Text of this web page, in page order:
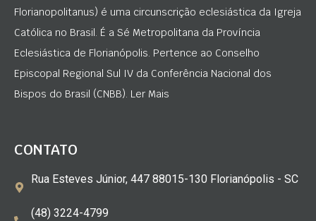
Florianopolitanus) é uma circunscrição eclesiástica da Igreja
Católica no Brasil. É a Sé Metropolitana da Província
Eclesiástica de Florianópolis. Pertence ao Conselho
Episcopal Regional Sul IV da Conferência Nacional dos
Bispos do Brasil (CNBB). Ler Mais
CONTATO
Rua Esteves Júnior, 447 88015-130 Florianópolis - SC
(48) 3224-4799